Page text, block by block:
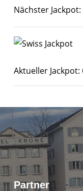
Nächster
Aktueller Jackpot:
Partner